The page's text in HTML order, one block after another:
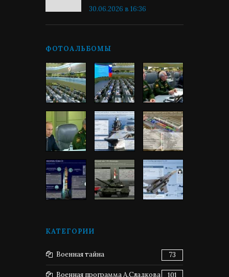
30.06.2026 в 16:36
ФОТОАЛЬБОМЫ
КАТЕГОРИИ
Военная тайна 73
Военная программа А.Сладкова 101